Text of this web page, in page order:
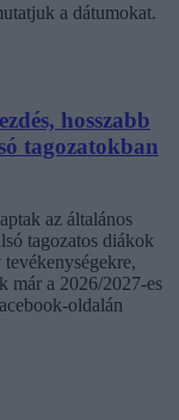
a dátumokat.
hosszabb
tagozatokban
az általános
tagozatos diákok
már a 2026/2027-es
oldalán